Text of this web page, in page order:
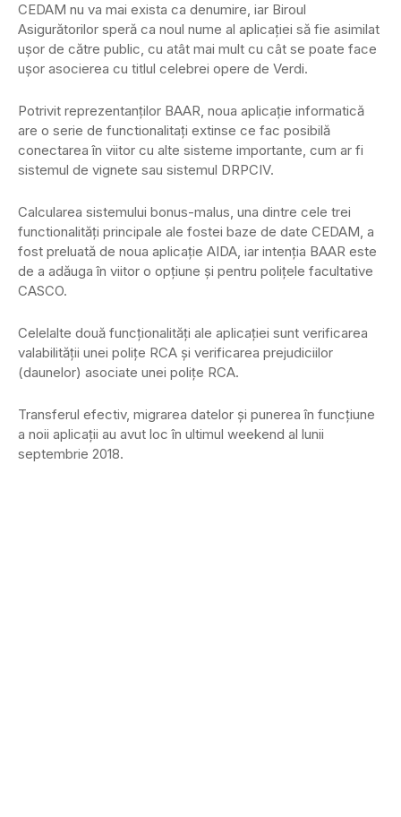
CEDAM nu va mai exista ca denumire, iar Biroul
Asigurătorilor speră ca noul nume al aplicaţiei să fie asimilat
uşor de către public, cu atât mai mult cu cât se poate face
uşor asocierea cu titlul celebrei opere de Verdi.
Potrivit reprezentanţilor BAAR, noua aplicaţie informatică
are o serie de functionalitaţi extinse ce fac posibilă
conectarea în viitor cu alte sisteme importante, cum ar fi
sistemul de vignete sau sistemul DRPCIV.
Calcularea sistemului bonus-malus, una dintre cele trei
functionalităţi principale ale fostei baze de date CEDAM, a
fost preluată de noua aplicaţie AIDA, iar intenţia BAAR este
de a adăuga în viitor o opţiune şi pentru poliţele facultative
CASCO.
Celelalte două funcţionalităţi ale aplicaţiei sunt verificarea
valabilităţii unei poliţe RCA şi verificarea prejudiciilor
(daunelor) asociate unei poliţe RCA.
Transferul efectiv, migrarea datelor şi punerea în funcţiune
a noii aplicaţii au avut loc în ultimul weekend al lunii
septembrie 2018.